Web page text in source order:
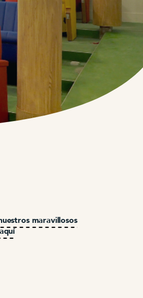
maravillosos